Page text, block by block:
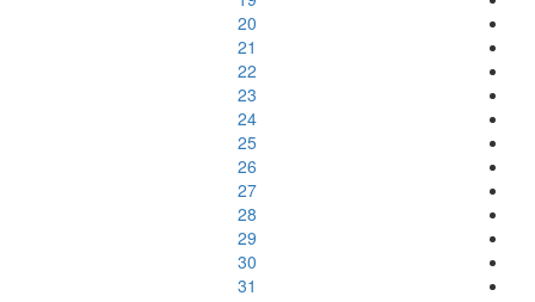
20
21
22
23
24
25
26
27
28
29
30
31